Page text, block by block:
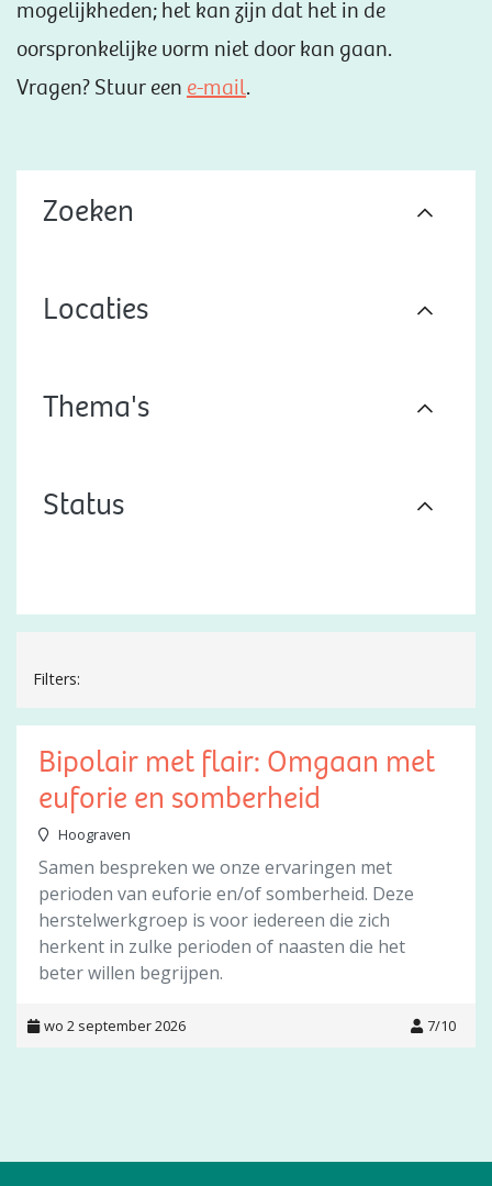
mogelijkheden; het kan zijn dat het in de
oorspronkelijke vorm niet door kan gaan.
Vragen? Stuur een e-mail.
Zoeken
Locaties
Thema's
Status
Filters:
Bipolair met flair: Omgaan met
euforie en somberheid
Hoograven
Samen bespreken we onze ervaringen met
perioden van euforie en/of somberheid. Deze
herstelwerkgroep is voor iedereen die zich
herkent in zulke perioden of naasten die het
beter willen begrijpen.
wo 2 september 2026 7/10